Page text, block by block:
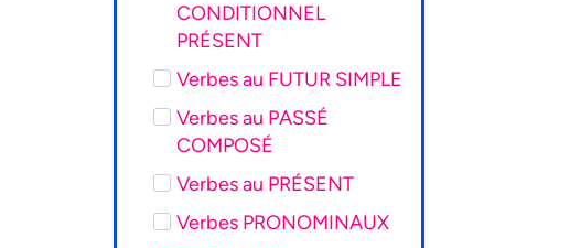
CONDITIONNEL
PRÉSENT
Verbes au FUTUR SIMPLE
Verbes au PASSÉ
COMPOSÉ
Verbes au PRÉSENT
Verbes PRONOMINAUX